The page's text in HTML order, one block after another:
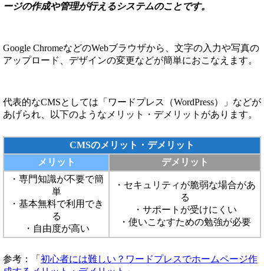
ージの作成や管理が行えるシステムのことです。
Google ChromeなどのWebブラウザから、文字の入力や写真の
アップロード、デザインの変更などが簡単におこなえます。
代表的なCMSとしては「ワードプレス（WordPress）」などが
あげられ、以下のようなメリット・デメリットがあります。
CMSのメリット・デメリット
メリット
デメリット
・専門知識が不要で簡
単
・基本無料で利用でき
る
・自由度が高い
・セキュリティが脆弱な場合があ
る
・サポートが受けにくい
・使いこなすための勉強が必要
参考：「 初心者には難しい？ワードプレスでホームページ作